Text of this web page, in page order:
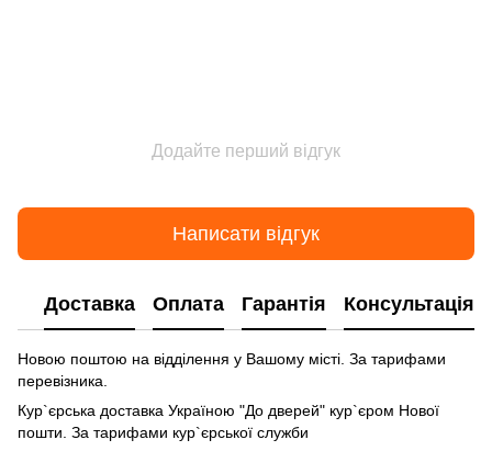
Додайте перший відгук
Написати відгук
Доставка Оплата Гарантія Консультація
Новою поштою на відділення у Вашому місті. За тарифами
перевізника.
Кур`єрська доставка Україною "До дверей" кур`єром Нової
пошти. За тарифами кур`єрської служби